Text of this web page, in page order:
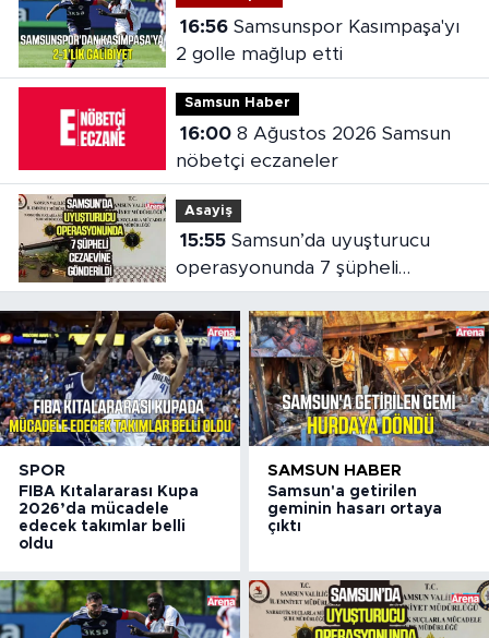
16:56Samsunspor Kasımpaşa'yı
2 golle mağlup etti
Samsun Haber
16:008 Ağustos 2026 Samsun
nöbetçi eczaneler
Asayiş
15:55Samsun’da uyuşturucu
operasyonunda 7 şüpheli
cezaevine gönderildi
SPOR
FIBA Kıtalararası Kupa
2026’da mücadele
edecek takımlar belli
oldu
SAMSUN HABER
Samsun'a getirilen
geminin hasarı ortaya
çıktı